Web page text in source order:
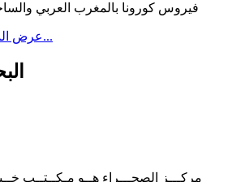
عرض المزيد من الأخبار...
مركـــز الصحـــراء هــو مـكــتــب